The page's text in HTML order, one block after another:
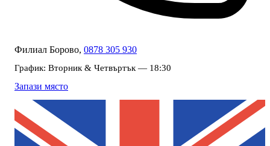
Филиал Борово, 0878 305 930
График: Вторник & Четвъртък — 18:30
Запази място